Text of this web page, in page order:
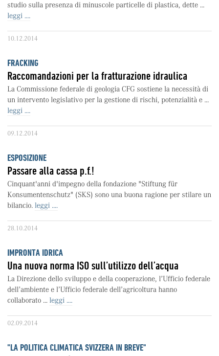
studio sulla presenza di minuscole particelle di plastica, dette ...
leggi ....
10.12.2014
FRACKING
Raccomandazioni per la fratturazione idraulica
La Commissione federale di geologia CFG sostiene la necessità di
un intervento legislativo per la gestione di rischi, potenzialità e ...
leggi ....
09.12.2014
ESPOSIZIONE
Passare alla cassa p.f.!
Cinquant'anni d'impegno della fondazione "Stiftung für
Konsumentenschutz" (SKS) sono una buona ragione per stilare un
bilancio. leggi ....
28.10.2014
IMPRONTA IDRICA
Una nuova norma ISO sull’utilizzo dell’acqua
La Direzione dello sviluppo e della cooperazione, l’Ufficio federale
dell’ambiente e l’Ufficio federale dell’agricoltura hanno
collaborato ... leggi ....
02.09.2014
"LA POLITICA CLIMATICA SVIZZERA IN BREVE"